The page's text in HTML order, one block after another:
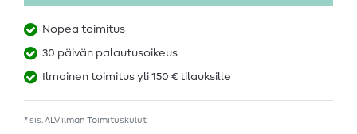
Nopea toimitus
30 päivän palautusoikeus
Ilmainen toimitus yli 150 € tilauksille
* sis. ALV ilman Toimituskulut